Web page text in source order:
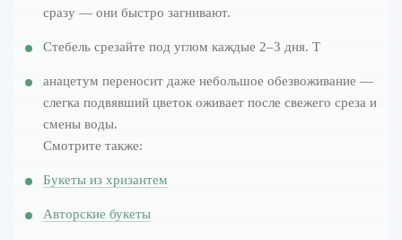
сразу — они быстро загнивают.
Стебель срезайте под углом каждые 2–3 дня. Т
анацетум переносит даже небольшое обезвоживание —
слегка подвявший цветок оживает после свежего среза и
смены воды.
Смотрите также:
Букеты из хризантем
Авторские букеты